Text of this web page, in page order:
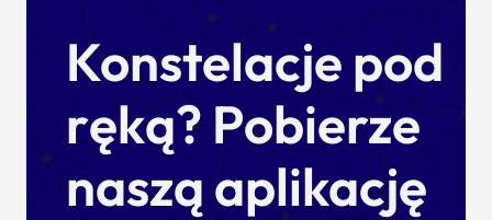
Konstelacje pod
ręką? Pobierze
naszą aplikację